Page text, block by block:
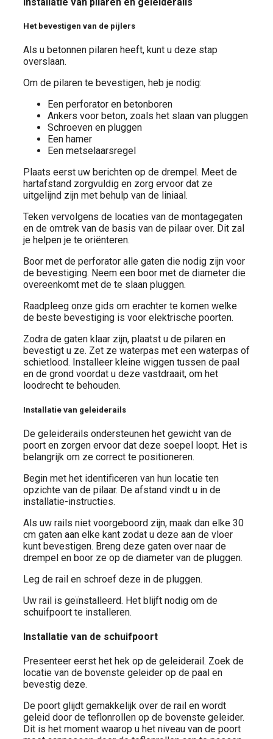
Het bevestigen van de pijlers
Als u betonnen pilaren heeft, kunt u deze stap
overslaan.
Om de pilaren te bevestigen, heb je nodig:
Een perforator en betonboren
Ankers voor beton, zoals het slaan van pluggen
Schroeven en pluggen
Een hamer
Een metselaarsregel
Plaats eerst uw berichten op de drempel. Meet de
hartafstand zorgvuldig en zorg ervoor dat ze
uitgelijnd zijn met behulp van de liniaal.
Teken vervolgens de locaties van de montagegaten
en de omtrek van de basis van de pilaar over. Dit zal
je helpen je te oriënteren.
Boor met de perforator alle gaten die nodig zijn voor
de bevestiging. Neem een ​​boor met de diameter die
overeenkomt met de te slaan pluggen.
Raadpleeg onze gids om erachter te komen welke
de beste bevestiging is voor elektrische poorten.
Zodra de gaten klaar zijn, plaatst u de pilaren en
bevestigt u ze. Zet ze waterpas met een waterpas of
schietlood. Installeer kleine wiggen tussen de paal
en de grond voordat u deze vastdraait, om het
loodrecht te behouden.
Installatie van geleiderails
De geleiderails ondersteunen het gewicht van de
poort en zorgen ervoor dat deze soepel loopt. Het is
belangrijk om ze correct te positioneren.
Begin met het identificeren van hun locatie ten
opzichte van de pilaar. De afstand vindt u in de
installatie-instructies.
Als uw rails niet voorgeboord zijn, maak dan elke 30
cm gaten aan elke kant zodat u deze aan de vloer
kunt bevestigen. Breng deze gaten over naar de
drempel en boor ze op de diameter van de pluggen.
Leg de rail en schroef deze in de pluggen.
Uw rail is geïnstalleerd. Het blijft nodig om de
schuifpoort te installeren.
Installatie van de schuifpoort
Presenteer eerst het hek op de geleiderail. Zoek de
locatie van de bovenste geleider op de paal en
bevestig deze.
De poort glijdt gemakkelijk over de rail en wordt
geleid door de teflonrollen op de bovenste geleider.
Dit is het moment waarop u het niveau van de poort